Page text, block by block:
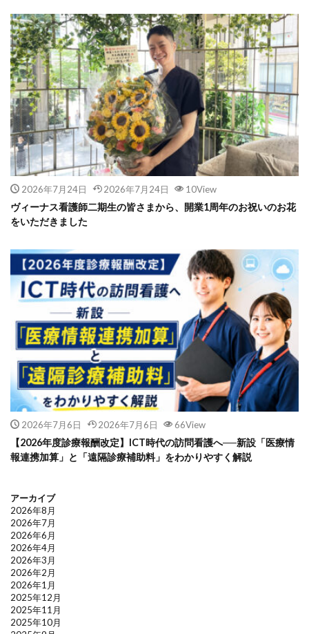
2026年7月24日 2026年7月24日 10View
ヴィーナス看護師二期生の皆さまから、開業1周年のお祝いのお花
をいただきました
2026年7月6日 2026年7月6日 66View
【2026年度診療報酬改定】ICT時代の訪問看護へ──新設「医療情
報連携加算」と「遠隔診療補助料」をわかりやすく解説
アーカイブ
2026年8月
2026年7月
2026年6月
2026年4月
2026年3月
2026年2月
2026年1月
2025年12月
2025年11月
2025年10月